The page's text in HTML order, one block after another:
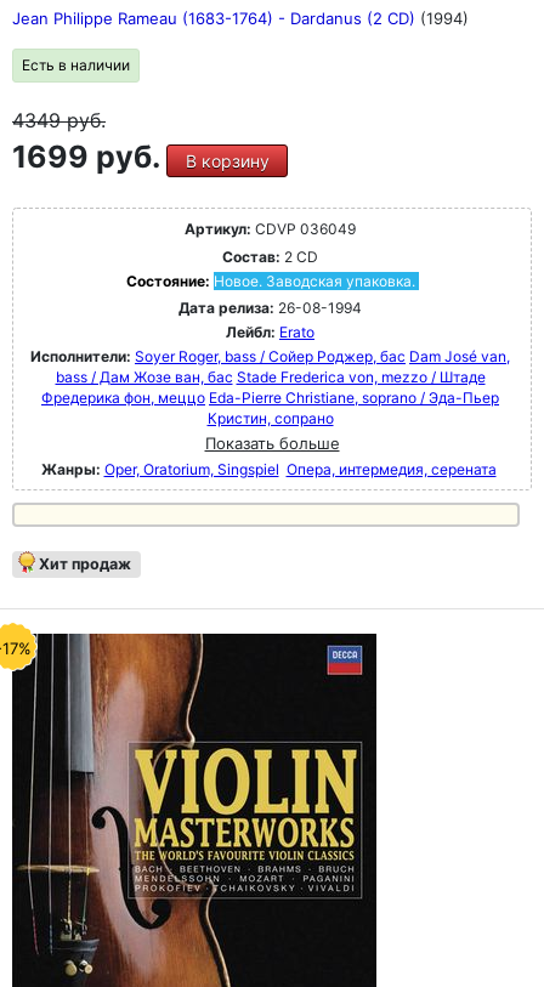
Jean Philippe Rameau (1683-1764) - Dardanus (2 CD) (1994)
Есть в наличии
4349руб.
1699 руб. В корзину
Артикул: CDVP 036049
Состав: 2 CD
Состояние: Новое. Заводская упаковка.
Дата релиза: 26-08-1994
Лейбл: Erato
Исполнители: Soyer Roger, bass / Сойер Роджер, бас Dam José van,
bass / Дам Жозе ван, бас Stade Frederica von, mezzo / Штаде
Фредерика фон, меццо Eda-Pierre Christiane, soprano / Эда-Пьер
Кристин, сопрано
Показать больше
Жанры: Oper, Oratorium, Singspiel Опера, интермедия, серената
Хит продаж